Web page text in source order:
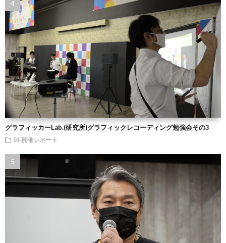
グラフィッカーLab.(研究所)グラフィックレコーディング勉強会その3
01-開催レポート